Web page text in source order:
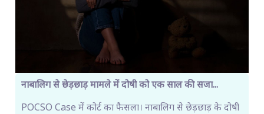
नाबालिग से छेड़छाड़ मामले में दोषी को एक साल की सजा...
POCSO Case में कोर्ट का फैसला। नाबालिग से छेड़छाड़ के दोषी